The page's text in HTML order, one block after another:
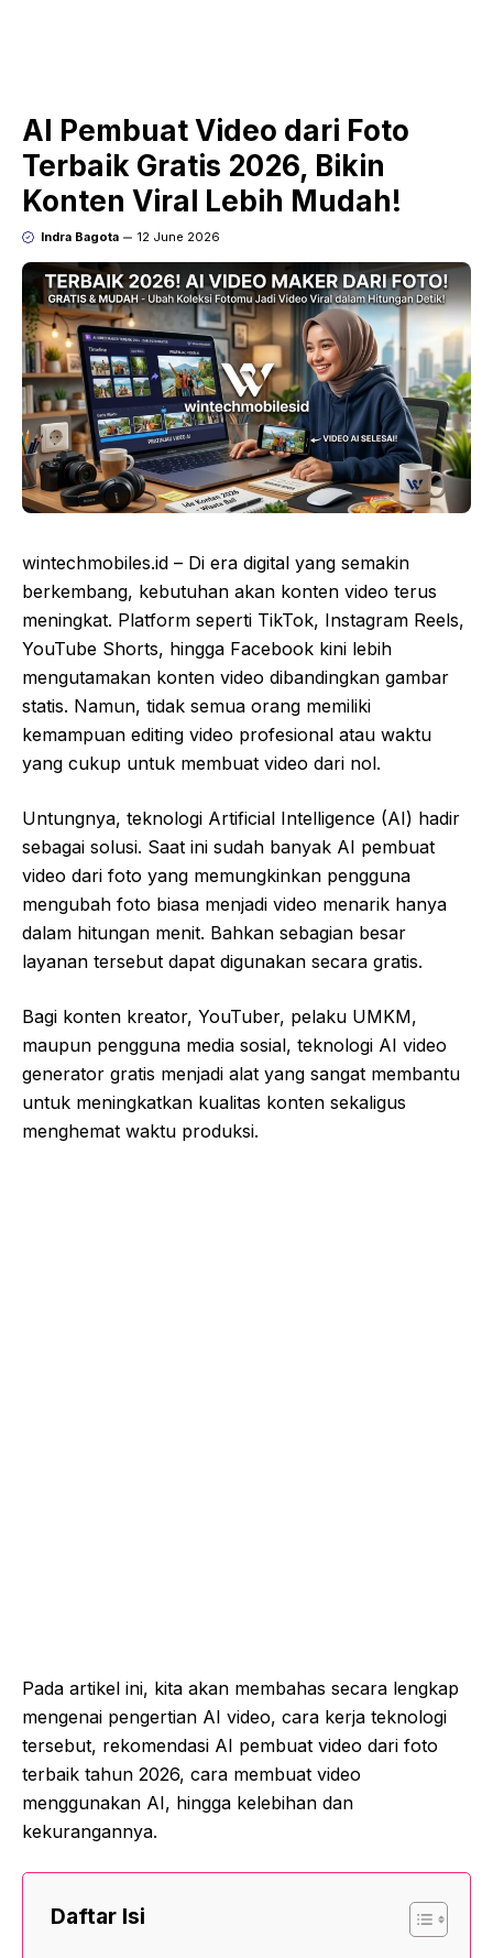
AI Pembuat Video dari Foto
Terbaik Gratis 2026, Bikin
Konten Viral Lebih Mudah!
Indra Bagota 12 June 2026
wintechmobiles.id – Di era digital yang semakin
berkembang, kebutuhan akan konten video terus
meningkat. Platform seperti TikTok, Instagram Reels,
YouTube Shorts, hingga Facebook kini lebih
mengutamakan konten video dibandingkan gambar
statis. Namun, tidak semua orang memiliki
kemampuan editing video profesional atau waktu
yang cukup untuk membuat video dari nol.
Untungnya, teknologi Artificial Intelligence (AI) hadir
sebagai solusi. Saat ini sudah banyak AI pembuat
video dari foto yang memungkinkan pengguna
mengubah foto biasa menjadi video menarik hanya
dalam hitungan menit. Bahkan sebagian besar
layanan tersebut dapat digunakan secara gratis.
Bagi konten kreator, YouTuber, pelaku UMKM,
maupun pengguna media sosial, teknologi AI video
generator gratis menjadi alat yang sangat membantu
untuk meningkatkan kualitas konten sekaligus
menghemat waktu produksi.
Pada artikel ini, kita akan membahas secara lengkap
mengenai pengertian AI video, cara kerja teknologi
tersebut, rekomendasi AI pembuat video dari foto
terbaik tahun 2026, cara membuat video
menggunakan AI, hingga kelebihan dan
kekurangannya.
Daftar Isi